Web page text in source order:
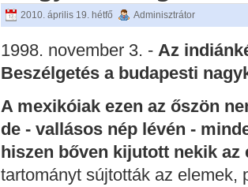
2010. április 19. hétfő Adminisztrátor
1998. november 3. - Az
Beszélgetés a budapesti
A mexikóiak ezen az őszön
de - vallásos nép lévén -
hiszen bőven kijutott nekik az
tartományt sújtották az elemek,